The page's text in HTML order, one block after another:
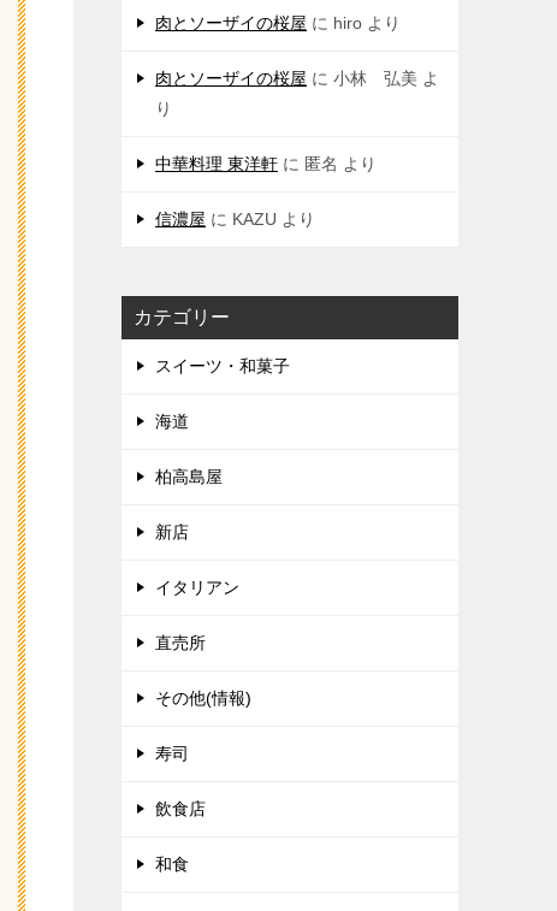
肉とソーザイの桜屋 に hiro より
肉とソーザイの桜屋 に 小林 弘美 よ
り
中華料理 東洋軒 に 匿名 より
信濃屋 に KAZU より
カテゴリー
スイーツ・和菓子
海道
柏高島屋
新店
イタリアン
直売所
その他(情報)
寿司
飲食店
和食